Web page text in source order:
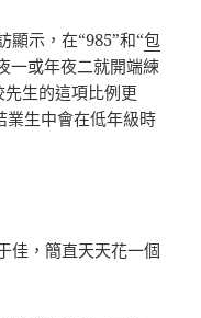
顯示，在“985”和“包
一或年夜二就開端練
生的這項比例更
業生中會在低年級時
佳，簡直天天花一個